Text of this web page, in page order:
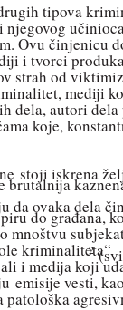
tipova
Ovu činjenicu
i tvorci
strah od
mediji
dela, autori
koje,
stoji iskrena
da ovaka dela
do građana,
mnoštvu
kriminaliteta“
2(svi
i medija koji
emisije vesti,